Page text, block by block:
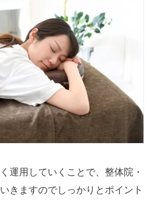
運用していくことで、整体院・
きますのでしっかりとポイント